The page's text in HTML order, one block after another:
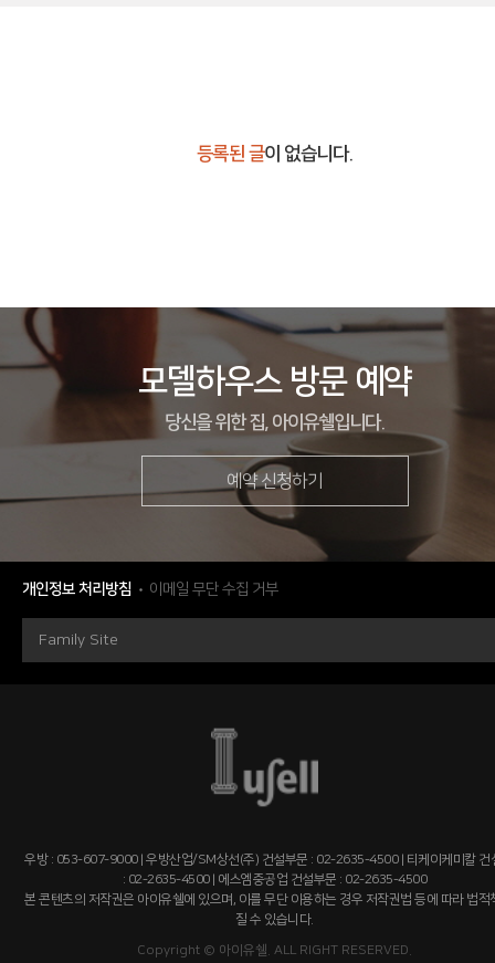
등록된 글이 없습니다.
모델하우스 방문 예약
당신을 위한 집, 아이유쉘입니다.
예약 신청하기
개인정보 처리방침 이메일 무단 수집 거부
Family Site
우방 : 053-607-9000 | 우방산업/SM상선(주) 건설부문 : 02-2635-4500 | 티케이케미칼 건
: 02-2635-4500 | 에스엠중공업 건설부문 : 02-2635-4500
본 콘텐츠의 저작권은 아이유쉘에 있으며, 이를 무단 이용하는 경우 저작권법 등에 따라 법적
질 수 있습니다.
Copyright © 아이유쉘. ALL RIGHT RESERVED.